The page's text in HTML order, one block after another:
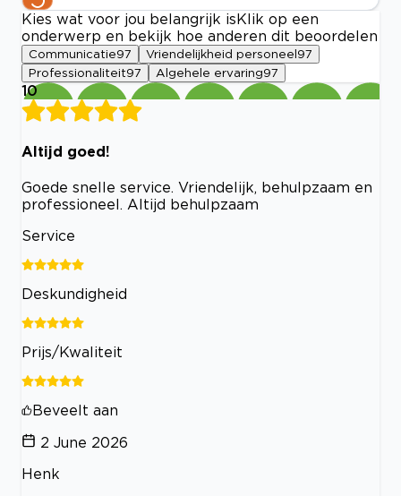
Kies wat voor jou belangrijk is Klik op een
onderwerp en bekijk hoe anderen dit beoordelen
Communicatie97 Vriendelijkheid personeel 97
Professionaliteit97 Algehele ervaring97
10
Altijd goed!
Goede snelle service. Vriendelijk, behulpzaam en
professioneel. Altijd behulpzaam
Service
Deskundigheid
Prijs/Kwaliteit
Beveelt aan
2 June 2026
Henk